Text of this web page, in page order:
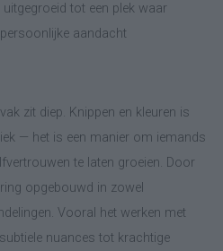
tot een plek waar
aandacht
zit diep. Knippen en kleuren is
— het is een manier om iemands
te laten groeien. Door
opgebouwd in zowel
Vooral het werken met
nuances tot krachtige